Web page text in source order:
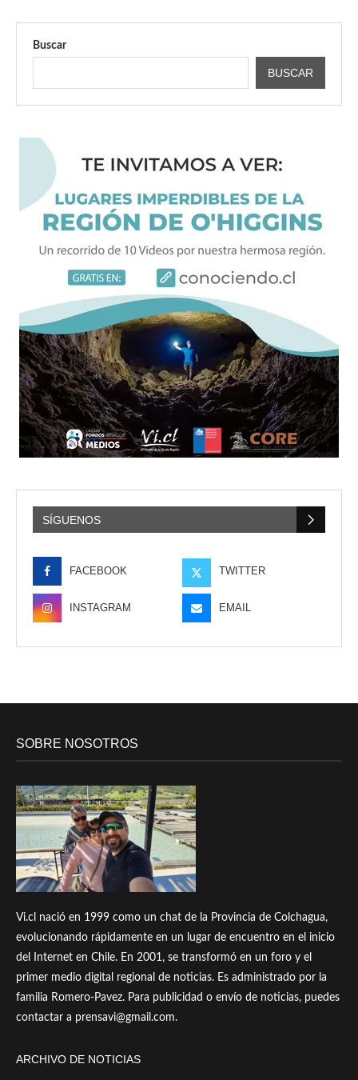
Buscar
BUSCAR
SÍGUENOS
FACEBOOK TWITTER
INSTAGRAM EMAIL
SOBRE NOSOTROS
Vi.cl nació en 1999 como un chat de la Provincia de Colchagua,
evolucionando rápidamente en un lugar de encuentro en el inicio
del Internet en Chile. En 2001, se transformó en un foro y el
primer medio digital regional de noticias. Es administrado por la
familia Romero-Pavez. Para publicidad o envío de noticias, puedes
contactar a prensavi@gmail.com.
ARCHIVO DE NOTICIAS